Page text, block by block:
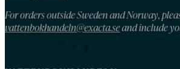
For orders outside Sweden and Norway,
vattenbokhandeln@exacta.seand include